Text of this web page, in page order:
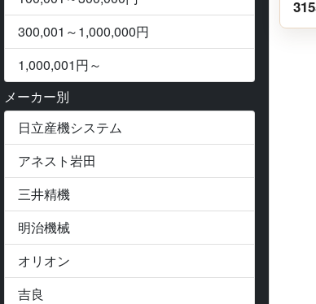
300,001～1,000,000円
1,000,001円～
メーカー別
日立産機システム
アネスト岩田
三井精機
明治機械
オリオン
吉良